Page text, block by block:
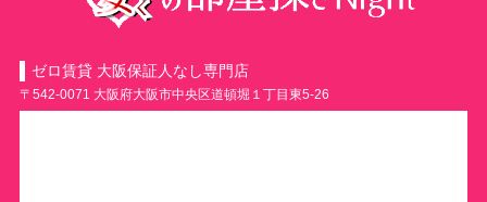
ゼロ賃貸 大阪保証人なし専門店
〒542-0071 大阪府大阪市中央区道頓堀１丁目東5-26